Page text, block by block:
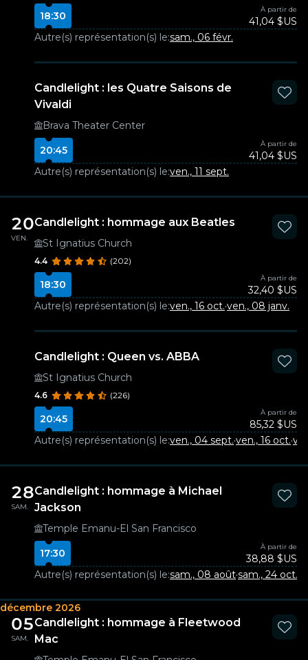
18:30
À partir de
41,04 $US
Autre(s) représentation(s) le:sam., 06 févr.
Candlelight : les Quatre Saisons de
Vivaldi
Brava Theater Center
20:45
À partir de
41,04 $US
Autre(s) représentation(s) le:ven., 11 sept.
20
VEN.
Candlelight : hommage aux Beatles
St Ignatius Church
4.4 (202)
18:30
À partir de
32,40 $US
Autre(s) représentation(s) le:ven., 16 oct.·ven., 08 janv.
Candlelight : Queen vs. ABBA
St Ignatius Church
4.6 (226)
20:45
À partir de
85,32 $US
Autre(s) représentation(s) le:ven., 04 sept.·ven., 16 oct.·
28
SAM.
Candlelight : hommage à Michael
Jackson
Temple Emanu-El San Francisco
17:30
À partir de
38,88 $US
Autre(s) représentation(s) le:sam., 08 août·sam., 24 oct.
décembre 2026
05
SAM.
Candlelight : hommage à Fleetwood
Mac